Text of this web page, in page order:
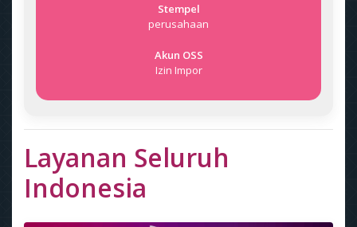
Stempel
perusahaan
Akun OSS
Izin Impor
Layanan Seluruh
Indonesia